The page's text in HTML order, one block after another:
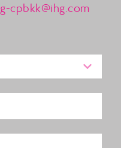
cpbkk@ihg.com